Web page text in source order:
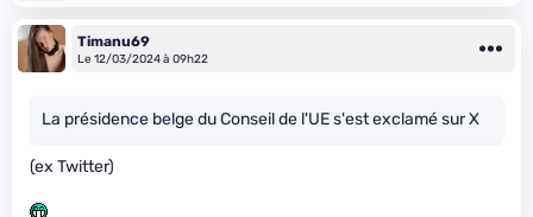
Timanu69
Le 12/03/2024 à 09h22
La présidence belge du Conseil de l'UE s'est exclamé sur X
(ex Twitter)